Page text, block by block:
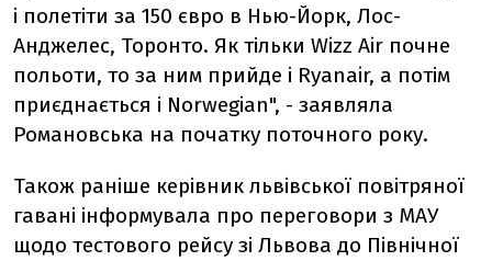
і полетіти за 150 євро в Нью-Йорк, Лос-
Анджелес, Торонто. Як тільки Wizz Air почне
польоти, то за ним прийде і Ryanair, а потім
приєднається і Norwegian", - заявляла
Романовська на початку поточного року.
Також раніше керівник львівської повітряної
гавані інформувала про переговори з МАУ
щодо тестового рейсу зі Львова до Північної